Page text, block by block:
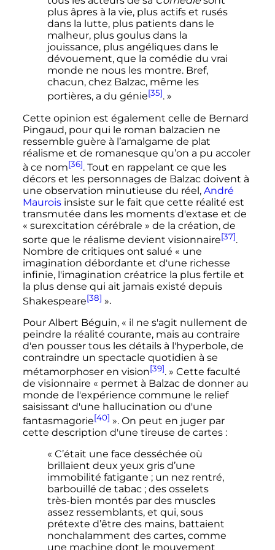
plus âpres à la vie, plus actifs et rusés
dans la lutte, plus patients dans le
malheur, plus goulus dans la
jouissance, plus angéliques dans le
dévouement, que la comédie du vrai
monde ne nous les montre. Bref,
chacun, chez Balzac, même les
portières, a du génie[35]. »
Cette opinion est également celle de Bernard
Pingaud, pour qui le roman balzacien ne
ressemble guère à l’amalgame de plat
réalisme et de romanesque qu’on a pu accoler
à ce nom[36]. Tout en rappelant ce que les
décors et les personnages de Balzac doivent à
une observation minutieuse du réel, André
Mauroisinsiste sur le fait que cette réalité est
transmutée dans les moments d'extase et de
« surexcitation cérébrale » de la création, de
sorte que le réalisme devient visionnaire[37].
Nombre de critiques ont salué « une
imagination débordante et d'une richesse
infinie, l'imagination créatrice la plus fertile et
la plus dense qui ait jamais existé depuis
Shakespeare[38] ».
Pour Albert Béguin, « il ne s'agit nullement de
peindre la réalité courante, mais au contraire
d'en pousser tous les détails à l'hyperbole, de
contraindre un spectacle quotidien à se
métamorphoser en vision[39]. » Cette faculté
de visionnaire « permet à Balzac de donner au
monde de l'expérience commune le relief
saisissant d'une hallucination ou d'une
fantasmagorie[40] ». On peut en juger par
cette description d'une tireuse de cartes :
« C’était une face desséchée où
brillaient deux yeux gris d’une
immobilité fatigante ; un nez rentré,
barbouillé de tabac ; des osselets
très-bien montés par des muscles
assez ressemblants, et qui, sous
prétexte d’être des mains, battaient
nonchalamment des cartes, comme
une machine dont le mouvement